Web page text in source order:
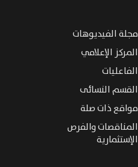
مجلة الفيديوهات
المركز الإعلامي
الفاعليات
القسم النسائى
مواقع ذات صلة
المناقصات والفرص
الإستثمارية